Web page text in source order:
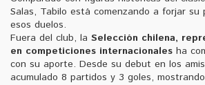
Salas, Tabilo está comenzando a forjar su
esos duelos.
Fuera del club, la Selección chilena,
en competiciones internacionales ha
con su aporte. Desde su debut en los
acumulado 8 partidos y 3 goles,